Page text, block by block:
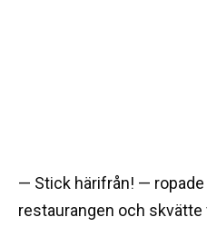
— Stick härifrån! — ropade
restaurangen och skvätte